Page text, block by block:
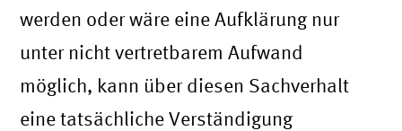
werden oder wäre eine Aufklärung nur
unter nicht vertretbarem Aufwand
möglich, kann über diesen Sachverhalt
eine tatsächliche Verständigung